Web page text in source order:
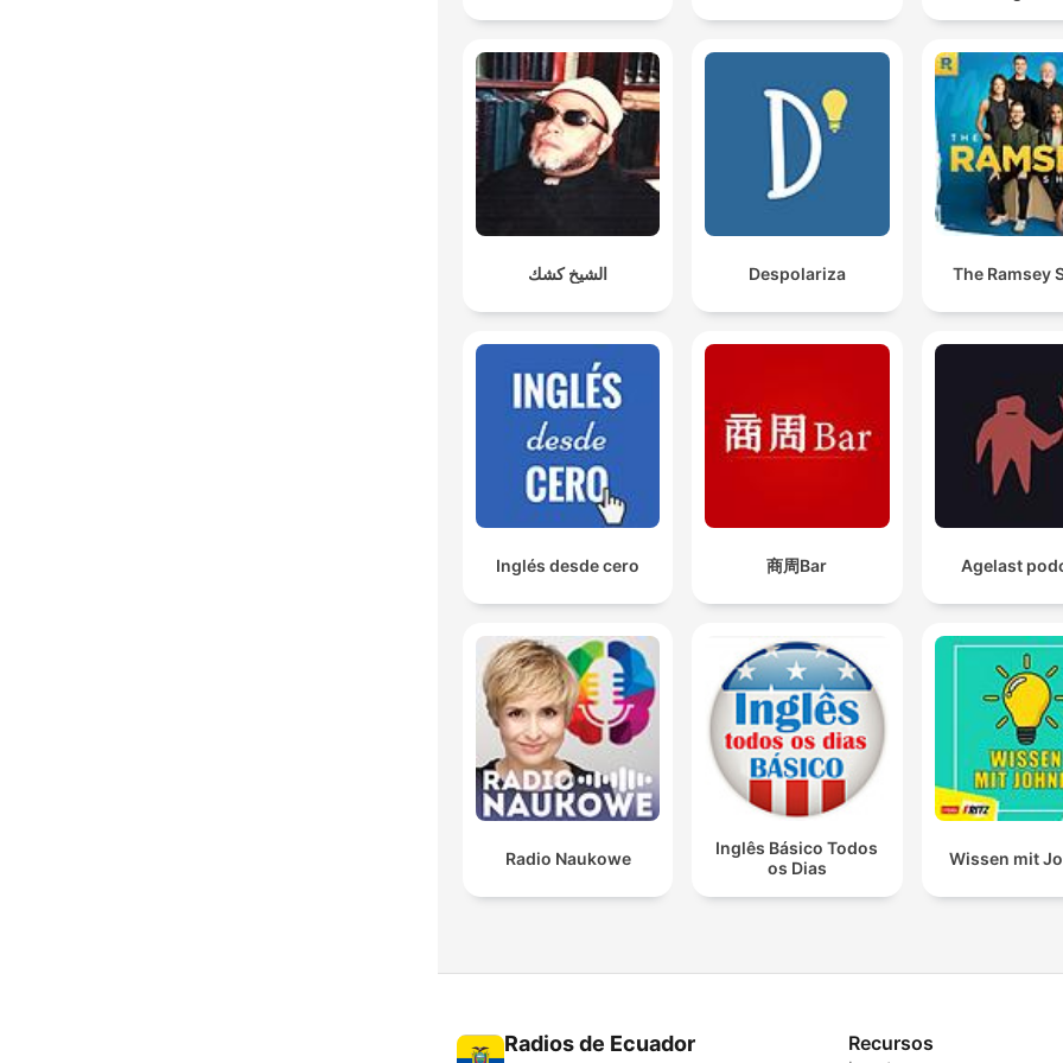
الشيخ كشك Despolariza The Ramsey
Inglés desde cero 商周Bar Agelast
Radio Naukowe
Inglês Básico Todos
os Dias
Wissen mit
Radios de Ecuador Recursos